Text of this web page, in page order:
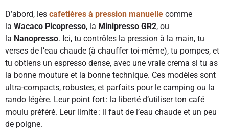
D’abord, les cafetières à pression manuelle comme
la Wacaco Picopresso, la Minipresso GR2, ou
la Nanopresso. Ici, tu contrôles la pression à la main, tu
verses de l’eau chaude (à chauffer toi-même), tu pompes, et
tu obtiens un espresso dense, avec une vraie crema si tu as
la bonne mouture et la bonne technique. Ces modèles sont
ultra-compacts, robustes, et parfaits pour le camping ou la
rando légère. Leur point fort : la liberté d’utiliser ton café
moulu préféré. Leur limite : il faut de l’eau chaude et un peu
de poigne.